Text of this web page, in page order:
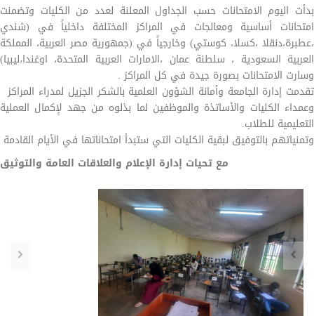
بدأت اليوم الامتحانات حسب الجداول المعلنة لعدد من الكليات وتضمنت
امتحانات أساسية ومعالجات في المراكز المختلفة داخلياً في (شندي
،عطبرة،دنقلا ،كسلا، كوستي) وخارجياً في (جمهورية مصر العربية، المملكة
العربية السعودية ، سلطنة عمان ،الامارات العربية المتحدة، اوغندا،ليبيا)
وسارت الامتحانات بصورة جيدة في كل المراكز .
تقدمت إدارة الجامعة وأمانة الشؤون العلمية بالشكر الجزيل لمدراء المراكز
وعمداء الكليات والأساتذة والموظفين لما بذلوه من جهد لإكمال العملية
التعليمية للطلاب.
وتمنياتهم بالتوفيق لبقية الكليات التي ستبدأ امتحاناتها في الأيام القادمة
مع تحيات إدارة الإعلام والعلاقات العامة والتوثيق